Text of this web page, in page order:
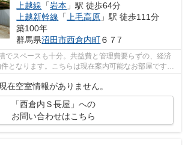
上越線 「岩本 」駅 徒歩64分
上越新幹線 「上毛高原 」駅 徒歩111分
築100年
群馬県沼田市西倉内町６７7
でスペースも十分。共益費と管理費要らずの、経済
となります。こちらは現在案内可能なお部屋ですの
在空室情報がありません。
「西倉内Ｓ長屋」への
お問い合わせはこちら